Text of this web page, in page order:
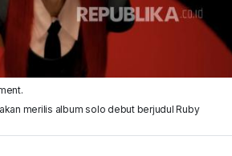
merilis album solo debut berjudul Ruby